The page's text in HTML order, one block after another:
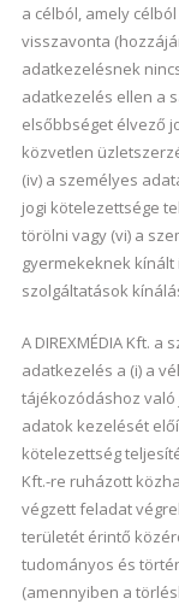
a célból, amely
visszavonta
adatkezelésnek
adatkezelés ellen a
elsőbbséget élvező
közvetlen
(iv) a személyes
jogi kötelezettsége
törölni vagy (vi) a
gyermekeknek
szolgáltatások
A DIREXMÉDIA Kft.
adatkezelés a (i) a
tájékozódáshoz való
adatok kezelését
kötelezettség
Kft.-re ruházott
végzett feladat
területét érintő
tudományos és
(amennyiben a